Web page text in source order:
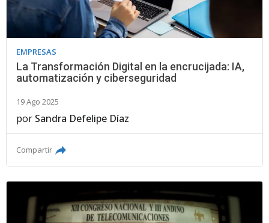
EMPRESAS
La Transformación Digital en la encrucijada: IA,
automatización y ciberseguridad
19 Ago 2025
por Sandra Defelipe Díaz
Compartir